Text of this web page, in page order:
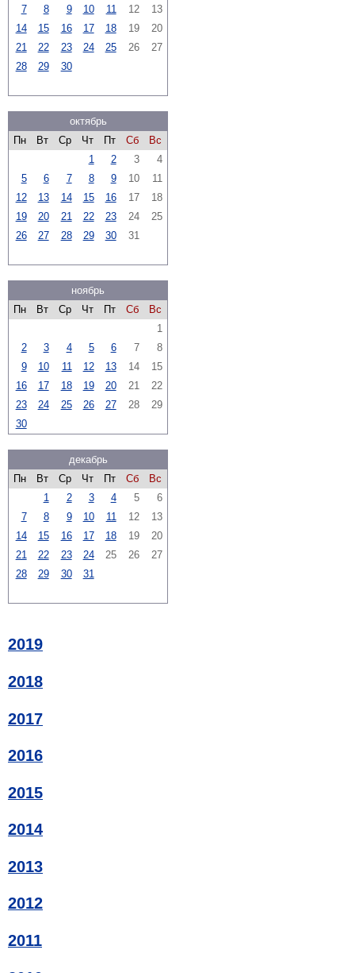
7
8 9 10 11 12
13
14
15 16 17 18 19
20
21
22 23 24 25 26
27
28
29 30
октябрь
Пн
Вт Ср Чт Пт Сб
Вс
1
2 3
4
5
6 7 8 9 10
11
12
13 14 15 16 17
18
19
20 21 22 23 24
25
26
27 28 29 30 31
ноябрь
Пн
Вт Ср Чт Пт Сб
Вс
1
2
3 4 5 6 7
8
9
10 11 12 13 14
15
16
17 18 19 20 21
22
23
24 25 26 27 28
29
30
декабрь
Пн
Вт Ср Чт Пт Сб
Вс
1
2 3 4 5
6
7
8 9 10 11 12
13
14
15 16 17 18 19
20
21
22 23 24 25 26
27
28
29 30 31
2019
2018
2017
2016
2015
2014
2013
2012
2011